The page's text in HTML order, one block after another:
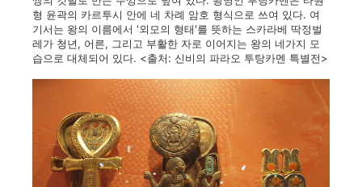
형 윤곽의 카르투시 안에 네 차례 암호 형식으로 쓰여 있다. 여
기서는 왕의 이름에서 '외모의 형태'를 뜻하는 스카라베 딱정벌
레가 청년, 어른, 그리고 부활한 자로 이어지는 왕의 네가지 모
습으로 대체되어 있다. <출처: 신비의 파라오 투탕카멘 특별전>